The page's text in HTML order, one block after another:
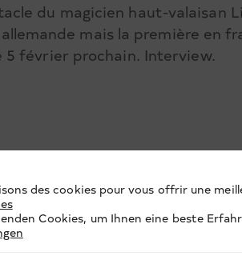
du magicien haut-valaisan
mais la première en
février prochain. Interview.
des cookies pour vous offrir une
Cookies, um Ihnen eine beste